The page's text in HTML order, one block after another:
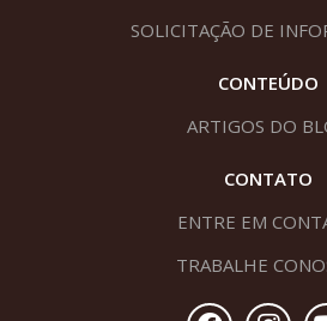
SOLICITAÇÃO DE
CONTEÚDO
ARTIGOS DO
CONTATO
ENTRE EM
TRABALHE